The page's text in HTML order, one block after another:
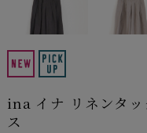
ina イナ リネンタッ
ス